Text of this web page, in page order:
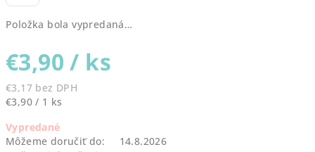
Položka bola vypredaná…
€3,90/ ks
€3,17 bez DPH
Jednotková
€3,90 / 1 ks
Vypredané
Môžeme doručiť do:
14.8.2026